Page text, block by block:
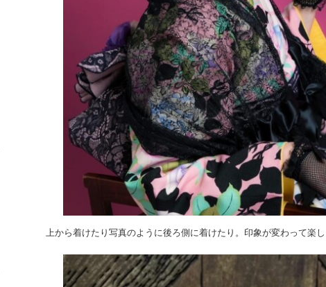
上から着けたり写真のように後ろ側に着けたり。印象が変わって楽